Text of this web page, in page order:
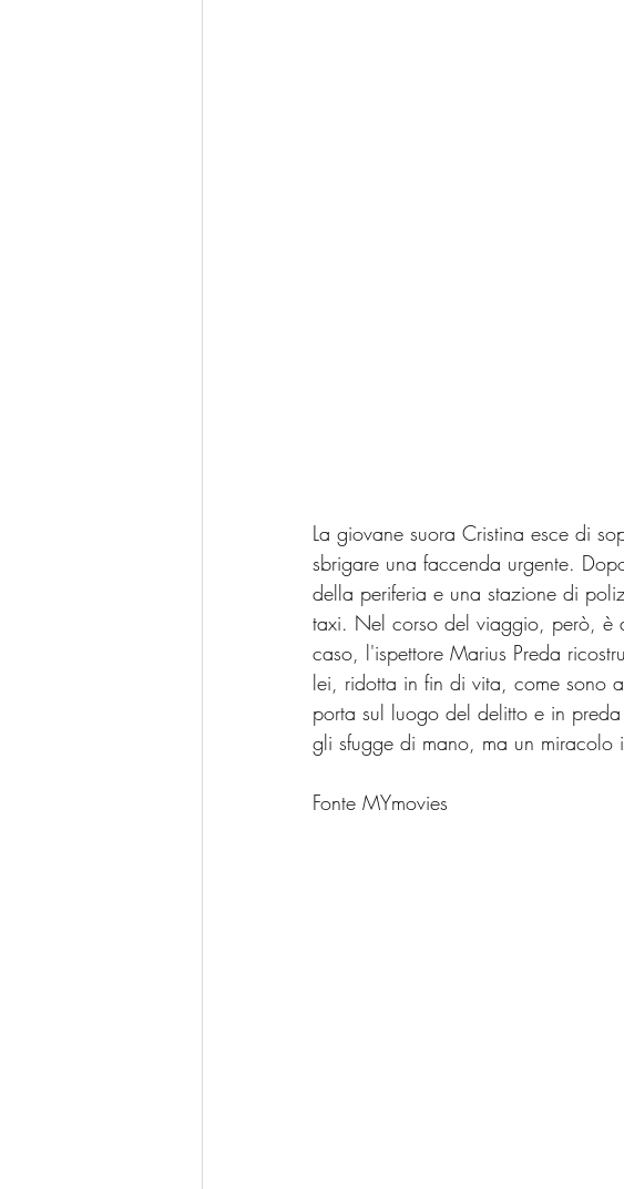
La giovane suora Cristina esce di
sbrigare una faccenda urgente.
della periferia e una stazione di
taxi. Nel corso del viaggio, però, è
caso, l'ispettore Marius Preda
lei, ridotta in fin di vita, come sono
porta sul luogo del delitto e in
gli sfugge di mano, ma un miracolo
Fonte MYmovies